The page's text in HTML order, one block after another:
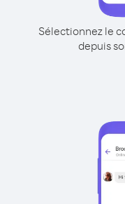
Sélectionnez le
depuis